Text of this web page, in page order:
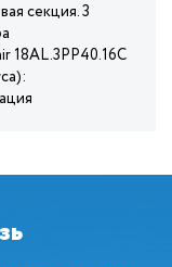
секция. 3
18AL.3PP40.16C